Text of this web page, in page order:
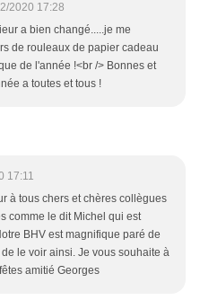
2020 17:28
a bien changé.....je me
de rouleaux de papier cadeau
de l'année !<br /> Bonnes et
a toutes et tous !
17:11
à tous chers et chères collègues
comme le dit Michel qui est
BHV est magnifique paré de
le voir ainsi. Je vous souhaite à
amitié Georges